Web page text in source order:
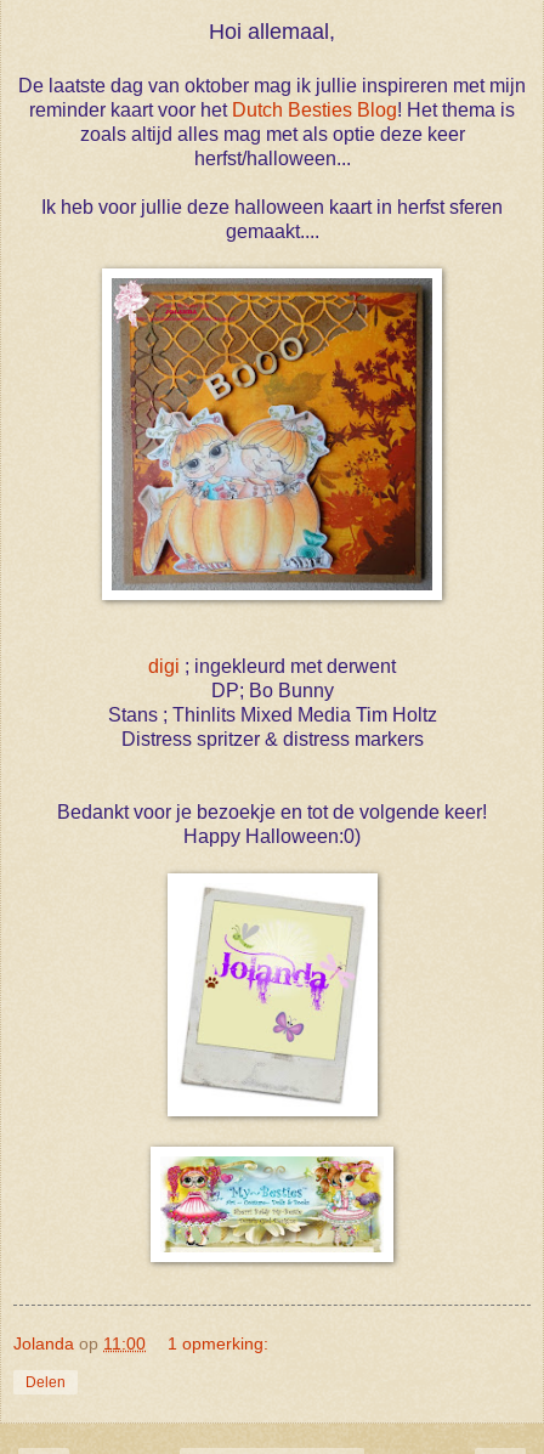
Hoi allemaal,
De laatste dag van oktober mag ik jullie inspireren met mijn
reminder kaart voor het Dutch Besties Blog! Het thema is
zoals altijd alles mag met als optie deze keer
herfst/halloween...
Ik heb voor jullie deze halloween kaart in herfst sferen
gemaakt....
digi ; ingekleurd met derwent
DP; Bo Bunny
Stans ; Thinlits Mixed Media Tim Holtz
Distress spritzer & distress markers
Bedankt voor je bezoekje en tot de volgende keer!
Happy Halloween:0)
Jolanda op 11:00 1 opmerking:
Delen